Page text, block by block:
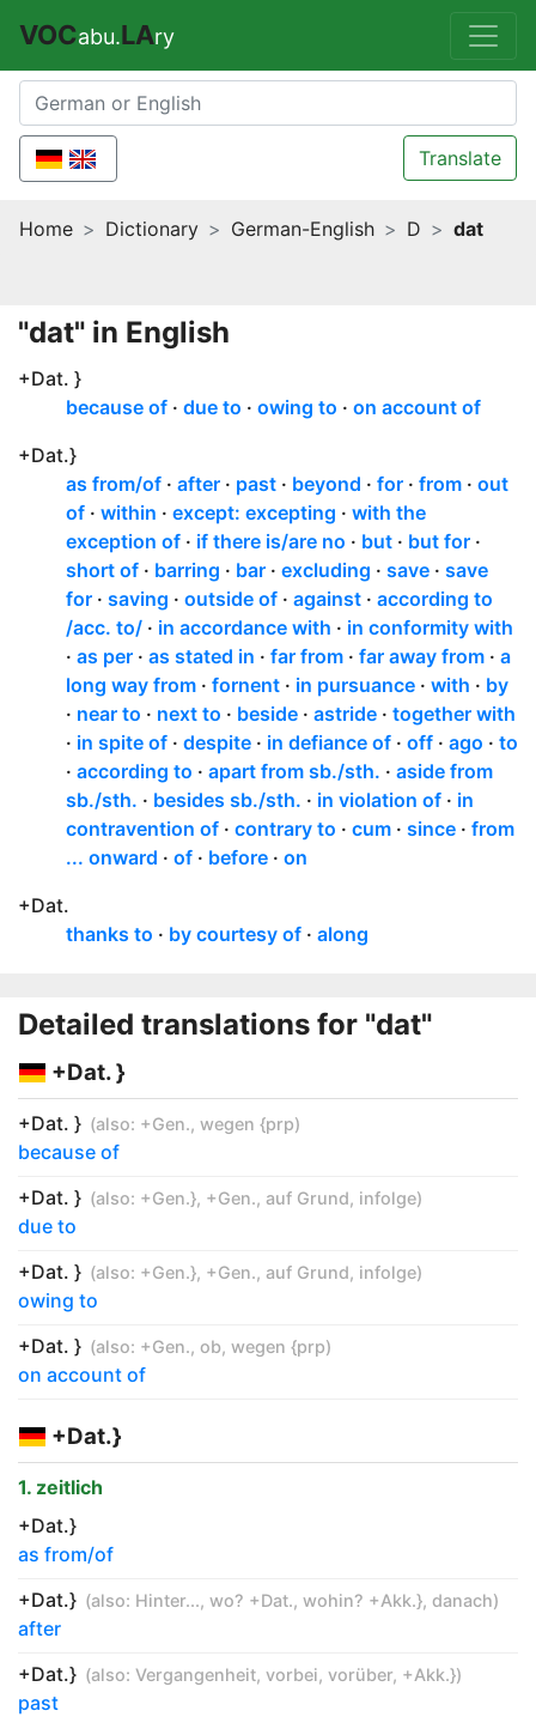
VOCabu.LAry
Translate
Home Dictionary German-English D dat
"dat" in English
+Dat. }
because of
due to owing to
on account of
+Dat.}
as from/of
after past beyond for from
out
of
within except: excepting
with the
exception of
if there is/are no but
but for
short of
barring bar excluding save
save
for
saving outside of against
according to
/acc. to/
in accordance with
in conformity with
as per
as stated in far from far away from
a
long way from
fornent in pursuance with
by
near to
next to beside astride
together with
in spite of
despite in defiance of off ago
to
according to
apart from sb./sth.
aside from
sb./sth.
besides sb./sth. in violation of
in
contravention of
contrary to cum since
from
... onward
of before
on
+Dat.
thanks to
by courtesy of along
Detailed translations for "dat"
+Dat. }
+Dat. } (also: +Gen., wegen {prp)
because of
+Dat. } (also: +Gen.}, +Gen., auf Grund, infolge)
due to
+Dat. } (also: +Gen.}, +Gen., auf Grund, infolge)
owing to
+Dat. } (also: +Gen., ob, wegen {prp)
on account of
+Dat.}
1. zeitlich
+Dat.}
as from/of
+Dat.} (also: Hinter..., wo? +Dat., wohin? +Akk.}, danach)
after
+Dat.} (also: Vergangenheit, vorbei, vorüber, +Akk.})
past